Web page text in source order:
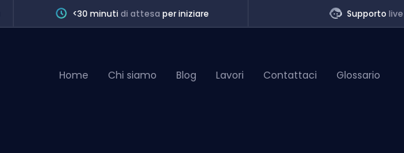
<30 minutidi attesa per iniziare Supporto live
Home Chi siamo Blog Lavori Contattaci Glossario